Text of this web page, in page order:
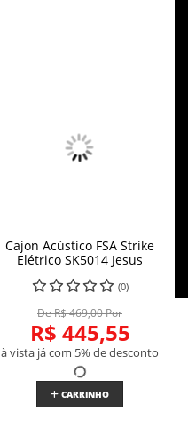
Cajon Acústico FSA Strike
Elétrico SK5014 Jesus
(0)
De R$ 469,00 Por
R$ 445,55
à vista já com 5% de desconto
CARRINHO